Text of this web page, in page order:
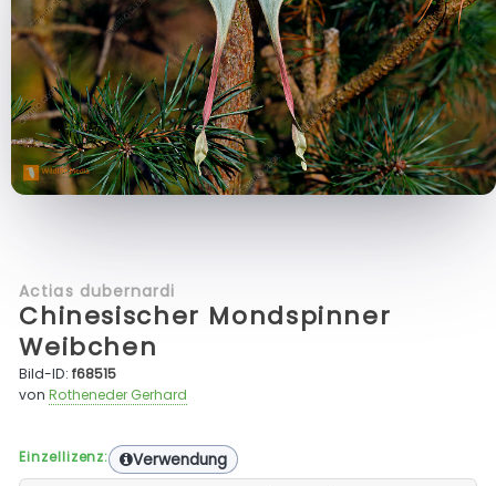
Actias dubernardi
Chinesischer Mondspinner
Weibchen
Bild-ID:f68515
vonRotheneder Gerhard
Einzellizenz: Verwendung